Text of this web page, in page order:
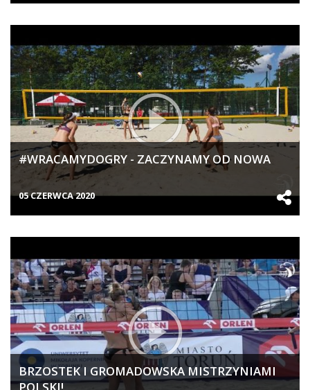
#WRACAMYDOGRY - ZACZYNAMY OD NOWA
05 CZERWCA 2020
BRZOSTEK I GROMADOWSKA MISTRZYNIAMI